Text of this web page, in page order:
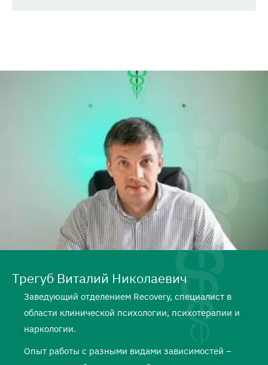
Трегуб Виталий Николаевич
Заведующий отделением Recovery, специалист в
области клинической психологии, психотерапии и
наркологии.
Опыт работы с разными видами зависимостей –